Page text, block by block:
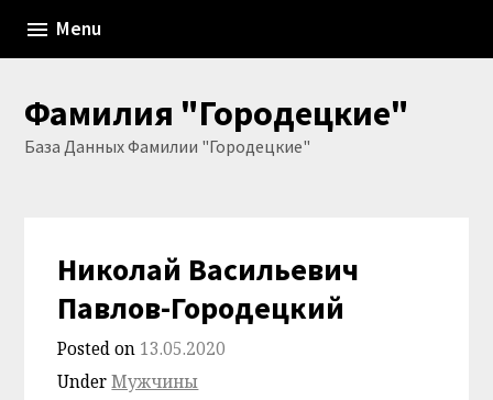
content
Menu
Фамилия "Городецкие"
База Данных Фамилии "Городецкие"
Николай Васильевич
Павлов-Городецкий
Posted on 13.05.2020
UnderМужчины